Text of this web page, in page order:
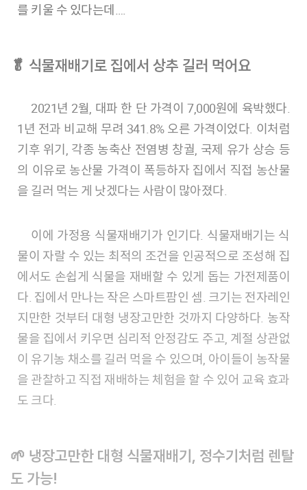
를 키울 수 있다는데….
🥬 식물재배기로 집에서 상추 길러 먹어요
2021년 2월, 대파 한 단 가격이 7,000원에 육박했다.
1년 전과 비교해 무려 341.8% 오른 가격이었다. 이처럼
기후 위기, 각종 농축산 전염병 창궐, 국제 유가 상승 등
의 이유로 농산물 가격이 폭등하자 집에서 직접 농산물
을 길러 먹는 게 낫겠다는 사람이 많아졌다.
이에 가정용 식물재배기가 인기다. 식물재배기는 식
물이 자랄 수 있는 최적의 조건을 인공적으로 조성해 집
에서도 손쉽게 식물을 재배할 수 있게 돕는 가전제품이
다. 집에서 만나는 작은 스마트팜인 셈. 크기는 전자레인
지만한 것부터 대형 냉장고만한 것까지 다양하다. 농작
물을 집에서 키우면 심리적 안정감도 주고, 계절 상관없
이 유기농 채소를 길러 먹을 수 있으며, 아이들이 농작물
을 관찰하고 직접 재배하는 체험을 할 수 있어 교육 효과
도 크다.
🌱 냉장고만한 대형 식물재배기, 정수기처럼 렌탈
도 가능!